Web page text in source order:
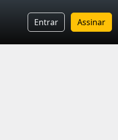
Entrar Assinar